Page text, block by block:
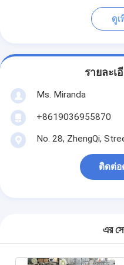
ดูเ
รายละเ
Ms. Miranda
+8619036955870
No. 28, ZhengQi,
ติดต่
এর